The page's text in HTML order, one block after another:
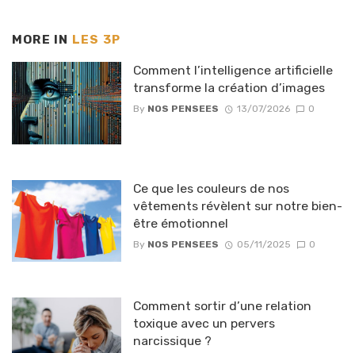
MORE IN LES 3P
Comment l’intelligence artificielle
transforme la création d’images
By NOS PENSEES 13/07/2026 0
Ce que les couleurs de nos
vêtements révèlent sur notre bien-
être émotionnel
By NOS PENSEES 05/11/2025 0
Comment sortir d’une relation
toxique avec un pervers
narcissique ?